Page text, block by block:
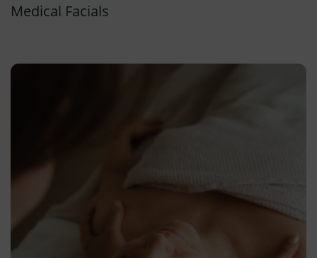
Medical Facials